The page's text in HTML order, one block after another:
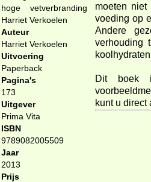
Auteur
Harriet Verkoelen
Uitvoering
Paperback
Pagina's
173
Uitgever
Prima Vita
ISBN
9789082005509
Jaar
2013
Prijs
moeten
voeding op
Andere
verhouding
Dit boek
kunt u direct